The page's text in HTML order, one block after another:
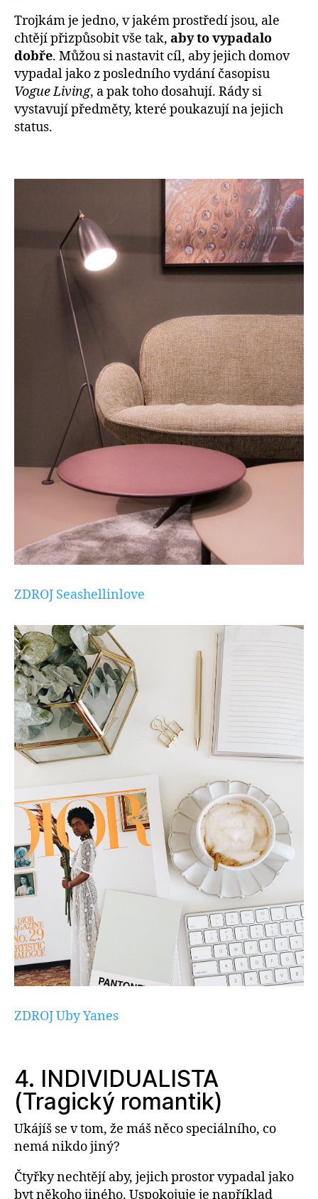
Trojkám je jedno, v jakém prostředí jsou, ale
chtějí přizpůsobit vše tak, aby to vypadalo
dobře. Můžou si nastavit cíl, aby jejich domov
vypadal jako z posledního vydání časopisu
Vogue Living, a pak toho dosahují. Rády si
vystavují předměty, které poukazují na jejich
status.
ZDROJ Seashellinlove
ZDROJ Uby Yanes
4. INDIVIDUALISTA
(Tragický romantik)
Ukájíš se v tom, že máš něco speciálního, co
nemá nikdo jiný?
Čtyřky nechtějí aby, jejich prostor vypadal jako
byt někoho jiného. Uspokojuje je například